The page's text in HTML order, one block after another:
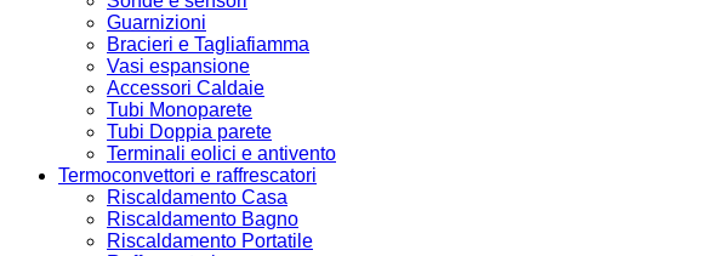
Guarnizioni
Bracieri e Tagliafiamma
Vasi espansione
Accessori Caldaie
Tubi Monoparete
Tubi Doppia parete
Terminali eolici e antivento
Termoconvettori e raffrescatori
Riscaldamento Casa
Riscaldamento Bagno
Riscaldamento Portatile